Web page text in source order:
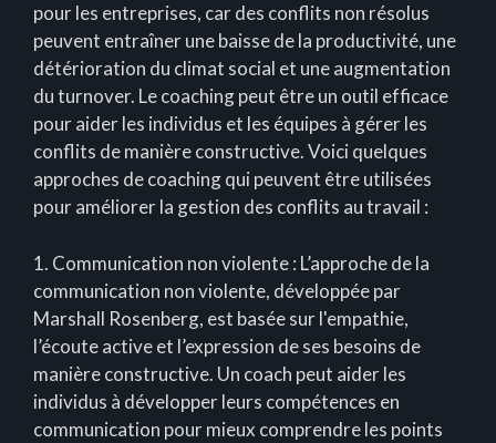
pour les entreprises, car des conflits non résolus
peuvent entraîner une baisse de la productivité, une
détérioration du climat social et une augmentation
du turnover. Le coaching peut être un outil efficace
pour aider les individus et les équipes à gérer les
conflits de manière constructive. Voici quelques
approches de coaching qui peuvent être utilisées
pour améliorer la gestion des conflits au travail :
1. Communication non violente : L’approche de la
communication non violente, développée par
Marshall Rosenberg, est basée sur l'empathie,
l’écoute active et l’expression de ses besoins de
manière constructive. Un coach peut aider les
individus à développer leurs compétences en
communication pour mieux comprendre les points